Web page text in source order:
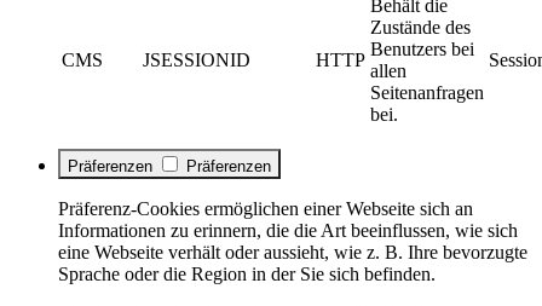
CMS JSESSIONID HTTP
Behält die
Zustände des
Benutzers bei
allen
Seitenanfragen
bei.
Präferenzen Präferenzen
Präferenz-Cookies ermöglichen einer Webseite sich an
Informationen zu erinnern, die die Art beeinflussen, wie sich
eine Webseite verhält oder aussieht, wie z. B. Ihre bevorzugte
Sprache oder die Region in der Sie sich befinden.